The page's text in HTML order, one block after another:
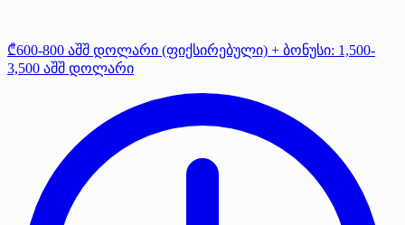
₾600-800 აშშ დოლარი (ფიქსირებული) + ბონუსი: 1,500-
3,500 აშშ დოლარი